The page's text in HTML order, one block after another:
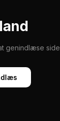
genindlæse